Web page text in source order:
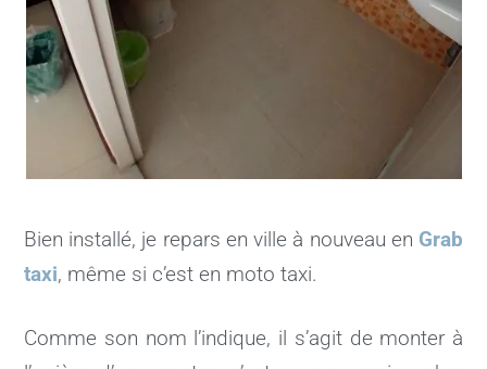
Bien installé, je repars en ville à nouveau en Grab
taxi, même si c’est en moto taxi.
Comme son nom l’indique, il s’agit de monter à